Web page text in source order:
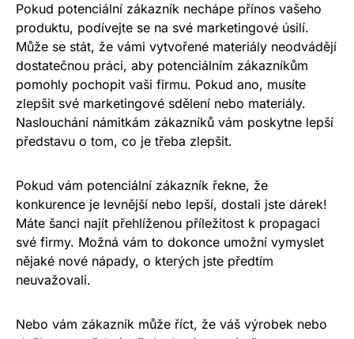
Pokud potenciální zákazník nechápe přínos vašeho
produktu, podívejte se na své marketingové úsilí.
Může se stát, že vámi vytvořené materiály neodvádějí
dostatečnou práci, aby potenciálním zákazníkům
pomohly pochopit vaši firmu. Pokud ano, musíte
zlepšit své marketingové sdělení nebo materiály.
Naslouchání námitkám zákazníků vám poskytne lepší
představu o tom, co je třeba zlepšit.
Pokud vám potenciální zákazník řekne, že
konkurence je levnější nebo lepší, dostali jste dárek!
Máte šanci najít přehlíženou příležitost k propagaci
své firmy. Možná vám to dokonce umožní vymyslet
nějaké nové nápady, o kterých jste předtím
neuvažovali.
Nebo vám zákazník může říct, že váš výrobek nebo